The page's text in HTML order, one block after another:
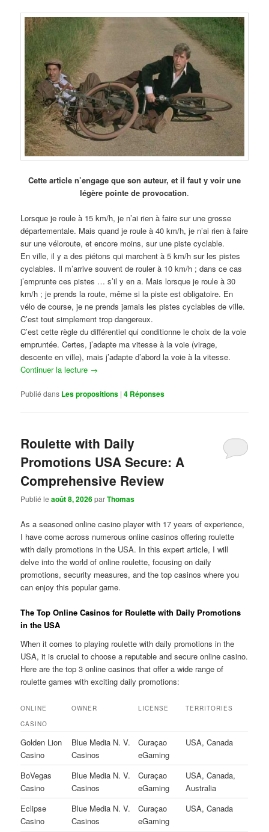
Cette article n’engage que son auteur, et il faut y voir une
légère pointe de provocation.
Lorsque je roule à 15 km/h, je n’ai rien à faire sur une grosse
départementale. Mais quand je roule à 40 km/h, je n’ai rien à faire
sur une véloroute, et encore moins, sur une piste cyclable.
En ville, il y a des piétons qui marchent à 5 km/h sur les pistes
cyclables. Il m’arrive souvent de rouler à 10 km/h ; dans ce cas
j’emprunte ces pistes … s’il y en a. Mais lorsque je roule à 30
km/h ; je prends la route, même si la piste est obligatoire. En
vélo de course, je ne prends jamais les pistes cyclables de ville.
C’est tout simplement trop dangereux.
C’est cette règle du différentiel qui conditionne le choix de la voie
empruntée. Certes, j’adapte ma vitesse à la voie (virage,
descente en ville), mais j’adapte d’abord la voie à la vitesse.
Continuer la lecture →
Publié dans Les propositions |4 Réponses
Roulette with Daily
Promotions USA Secure: A
Comprehensive Review
Publié leaoût 8, 2026parThomas
As a seasoned online casino player with 17 years of experience,
I have come across numerous online casinos offering roulette
with daily promotions in the USA. In this expert article, I will
delve into the world of online roulette, focusing on daily
promotions, security measures, and the top casinos where you
can enjoy this popular game.
The Top Online Casinos for Roulette with Daily Promotions
in the USA
When it comes to playing roulette with daily promotions in the
USA, it is crucial to choose a reputable and secure online casino.
Here are the top 3 online casinos that offer a wide range of
roulette games with exciting daily promotions:
ONLINE
CASINO
OWNER LICENSE TERRITORIES
Golden Lion
Casino
Blue Media N. V.
Casinos
Curaçao
eGaming
USA, Canada
BoVegas
Casino
Blue Media N. V.
Casinos
Curaçao
eGaming
USA, Canada,
Australia
Eclipse
Casino
Blue Media N. V.
Casinos
Curaçao
eGaming
USA, Canada